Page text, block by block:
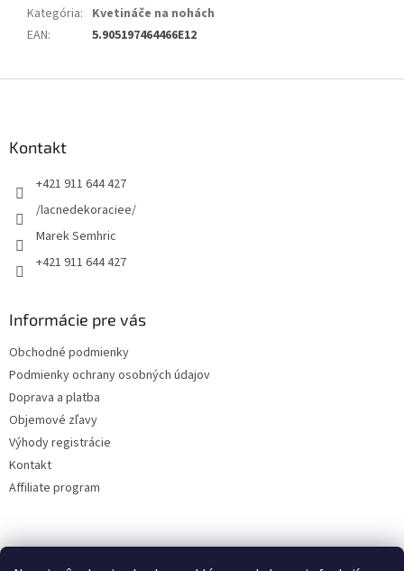
Kategória: Kvetináče na nohách
EAN: 5.905197464466E12
Kontakt
+421 911 644 427
/lacnedekoraciee/
Marek Semhric
+421 911 644 427
Informácie pre vás
Obchodné podmienky
Podmienky ochrany osobných údajov
Doprava a platba
Objemové zľavy
Výhody registrácie
Kontakt
Affiliate program